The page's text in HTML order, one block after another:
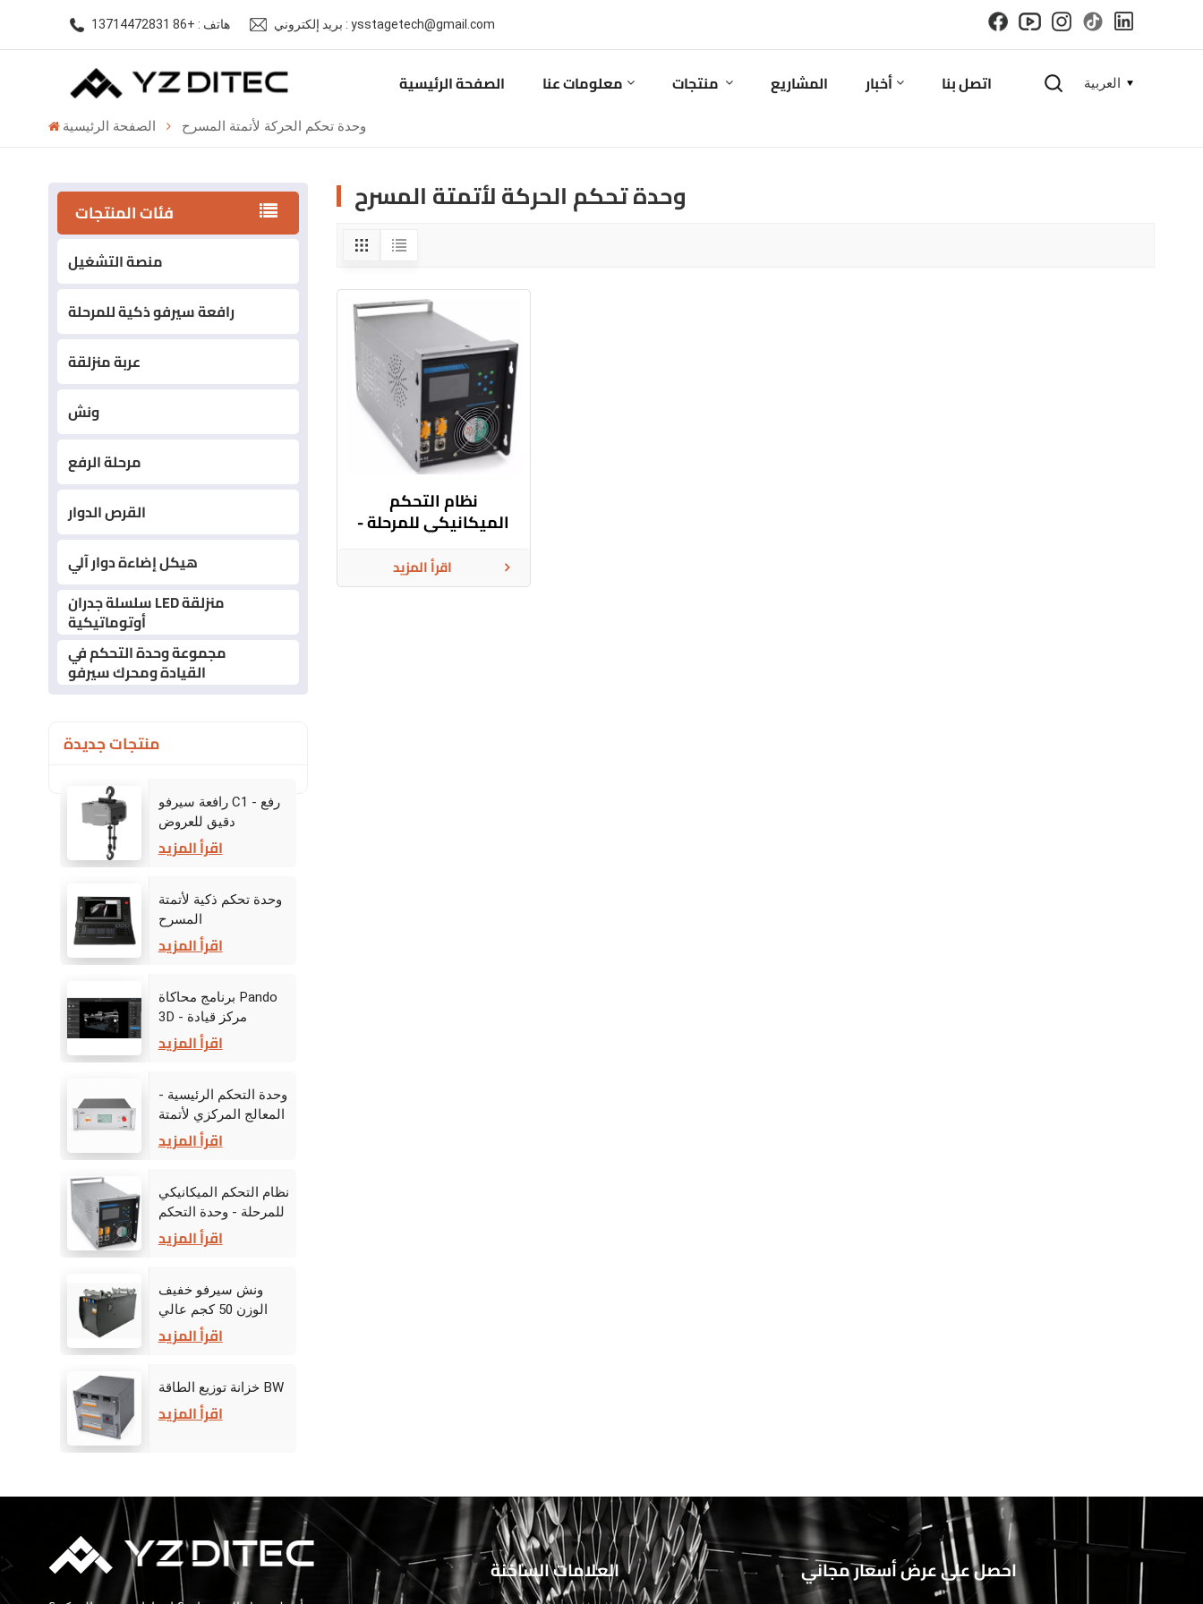
هاتف : +86 13714472831 بريد إلكتروني : ysstagetech@gmail.com
الصفحة الرئيسية معلومات عنا المشاريع أخبار اتصل بنا العربية
الصفحة الرئيسية وحدة تحكم الحركة لأتمتة المسرح
فئات المنتجات
منصة التشغيل
رافعة سيرفو ذكية للمرحلة
عربة منزلقة
ونش
مرحلة الرفع
القرص الدوار
هيكل إضاءة دوار آلي
سلسلة جدران LED منزلقة
أوتوماتيكية
مجموعة وحدة التحكم في
القيادة ومحرك سيرفو
منتجات جديدة
رافعة سيرفو C1 - رفع
دقيق للعروض
الديناميكية على المسرح
اقرأ المزيد
وحدة تحكم ذكية لأتمتة
المسرح
اقرأ المزيد
برنامج محاكاة Pando
3D - مركز قيادة
المرحلة الافتراضية
اقرأ المزيد
وحدة التحكم الرئيسية -
المعالج المركزي لأتمتة
المرحلة
اقرأ المزيد
نظام التحكم الميكانيكي
للمرحلة - وحدة التحكم
في القيادة
اقرأ المزيد
ونش سيرفو خفيف
الوزن 50 كجم عالي
الأداء للمسرح
اقرأ المزيد
خزانة توزيع الطاقة BW
اقرأ المزيد
وحدة تحكم الحركة لأتمتة المسرح
نظام التحكم
الميكانيكي للمرحلة -
وحدة التحكم في
القيادة
اقرأ المزيد
العلامات الساخنة احصل على عرض أسعار مجاني